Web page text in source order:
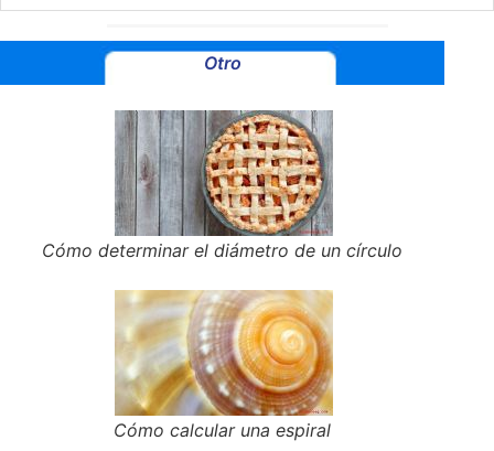
Otro
Cómo determinar el diámetro de un círculo
Cómo calcular una espiral